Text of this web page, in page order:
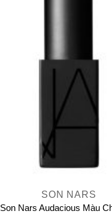
SON NARS
Son Nars Audacious Màu